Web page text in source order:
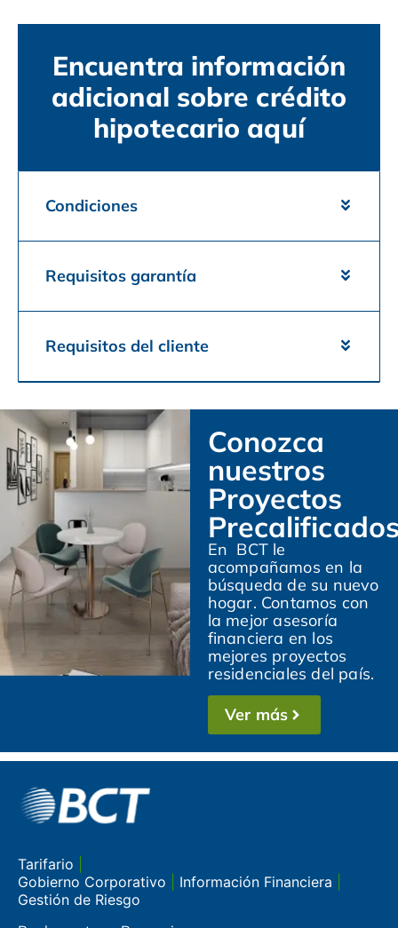
Encuentra información
adicional sobre crédito
hipotecario aquí
Condiciones
Requisitos garantía
Requisitos del cliente
Conozca
nuestros
Proyectos
En BCT le
acompañamos en la
búsqueda de su nuevo
hogar. Contamos con
la mejor asesoría
financiera en los
mejores proyectos
residenciales del país.
Ver más
Tarifario
Gobierno Corporativo
Información Financiera
Gestión de Riesgo